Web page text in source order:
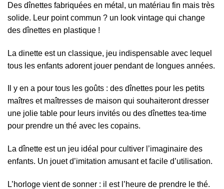
Des dînettes fabriquées en métal, un matériau fin mais très
solide. Leur point commun ? un look vintage qui change
des dînettes en plastique !
La dinette est un classique, jeu indispensable avec lequel
tous les enfants adorent jouer pendant de longues années.
Il y en a pour tous les goûts : des dînettes pour les petits
maîtres et maîtresses de maison qui souhaiteront dresser
une jolie table pour leurs invités ou des dînettes tea-time
pour prendre un thé avec les copains.
La dînette est un jeu idéal pour cultiver l’imaginaire des
enfants. Un jouet d’imitation amusant et facile d’utilisation.
L’horloge vient de sonner : il est l’heure de prendre le thé.